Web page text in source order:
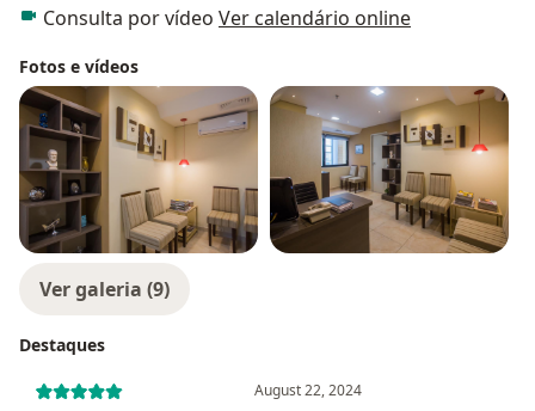
Consulta por vídeo Ver calendário online
Fotos e vídeos
Ver galeria (9)
Destaques
August 22, 2024